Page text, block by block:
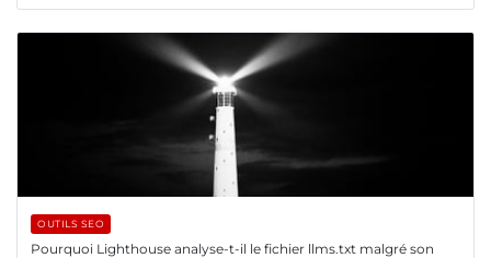
OUTILS SEO
Pourquoi Lighthouse analyse-t-il le fichier llms.txt malgré son